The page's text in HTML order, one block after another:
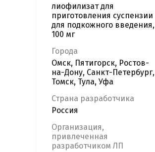
лиофилизат для
приготовления суспензии
для подкожного введения,
100 мг
Города
Омск, Пятигорск, Ростов-
на-Дону, Санкт-Петербург,
Томск, Тула, Уфа
Страна разработчика
Россия
Организация,
привлеченная
разработчиком ЛП